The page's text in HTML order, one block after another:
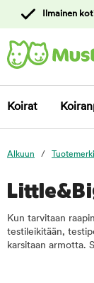
asiakaspalveluun
Ilmainen
Koirat
Alkuun
Kun tarvitaan
testileikitään,
karsitaan armotta.